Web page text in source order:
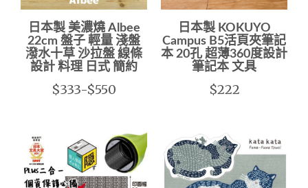
日本製 美濃燒 Albee
22cm 盤子 輕量 淺盤
潑水十草 沙拉盤 線條
設計 料理 日式 簡約
$333-$550
日本製 KOKUYO
Campus B5活頁夾筆記
本 20孔 超薄360度設計
筆記本 文具
$222